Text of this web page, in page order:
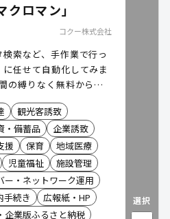
ロマン」
コクー株式会社
索など、手作業で行っ
任せて自動化してみま
の縛りなく無料から利
観光客誘致
・備蓄品
企業誘致
援 保育
地域医療
児童福祉
施設管理
ー・ネットワーク運用
手続き
広報紙・HP
企業版ふるさと納税
選択